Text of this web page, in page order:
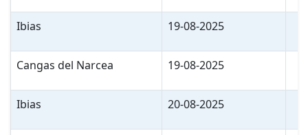
Ibias 19-08-2025
Cangas del Narcea 19-08-2025
Ibias 20-08-2025